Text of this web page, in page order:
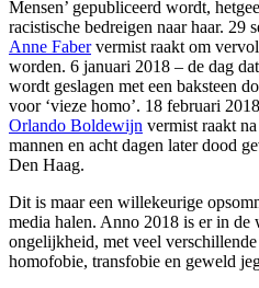
Mensen’ gepubliceerd wordt,
racistische bedreigen naar haar. 29
Anne Fabervermist raakt om
worden. 6 januari 2018 – de dag dat
wordt geslagen met een baksteen
voor ‘vieze homo’. 18 februari
Orlando Boldewijn vermist raakt
mannen en acht dagen later dood
Den Haag.
Dit is maar een willekeurige
media halen. Anno 2018 is er in de
ongelijkheid, met veel
homofobie, transfobie en geweld